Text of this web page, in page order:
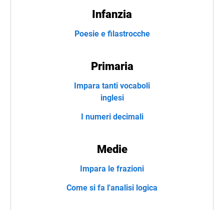
Infanzia
Poesie e filastrocche
Primaria
Impara tanti vocaboli
inglesi
I numeri decimali
Medie
Impara le frazioni
Come si fa l'analisi logica